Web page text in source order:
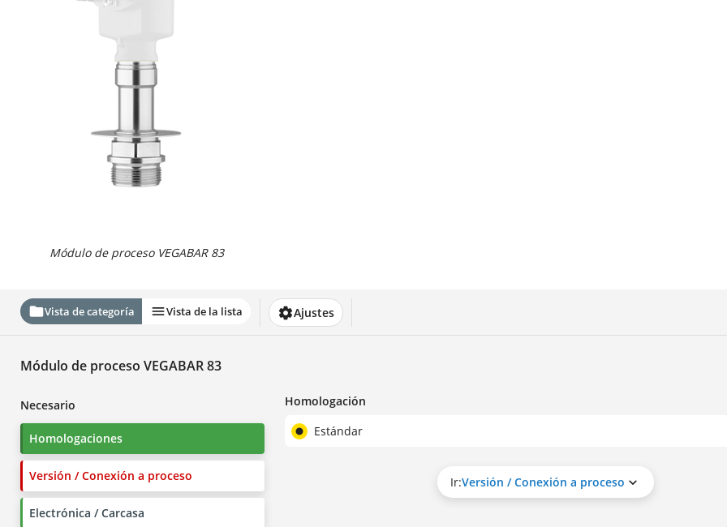
Módulo de proceso VEGABAR 83
Vista de categoría Vista de la lista Ajustes
Módulo de proceso VEGABAR 83
Necesario
Homologaciones
Versión / Conexión a proceso
Electrónica / Carcasa
Homologación
Estándar
Ir:Versión / Conexión a proceso